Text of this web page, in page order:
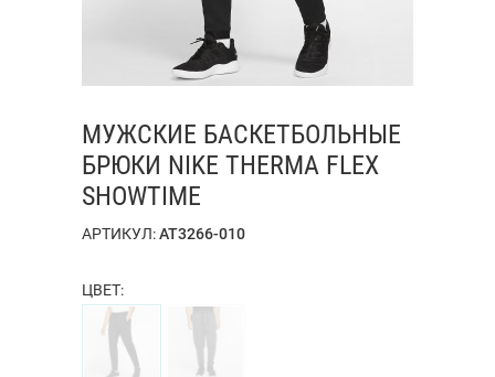
МУЖСКИЕ БАСКЕТБОЛЬНЫЕ
БРЮКИ NIKE THERMA FLEX
SHOWTIME
АРТИКУЛ:AT3266-010
ЦВЕТ: